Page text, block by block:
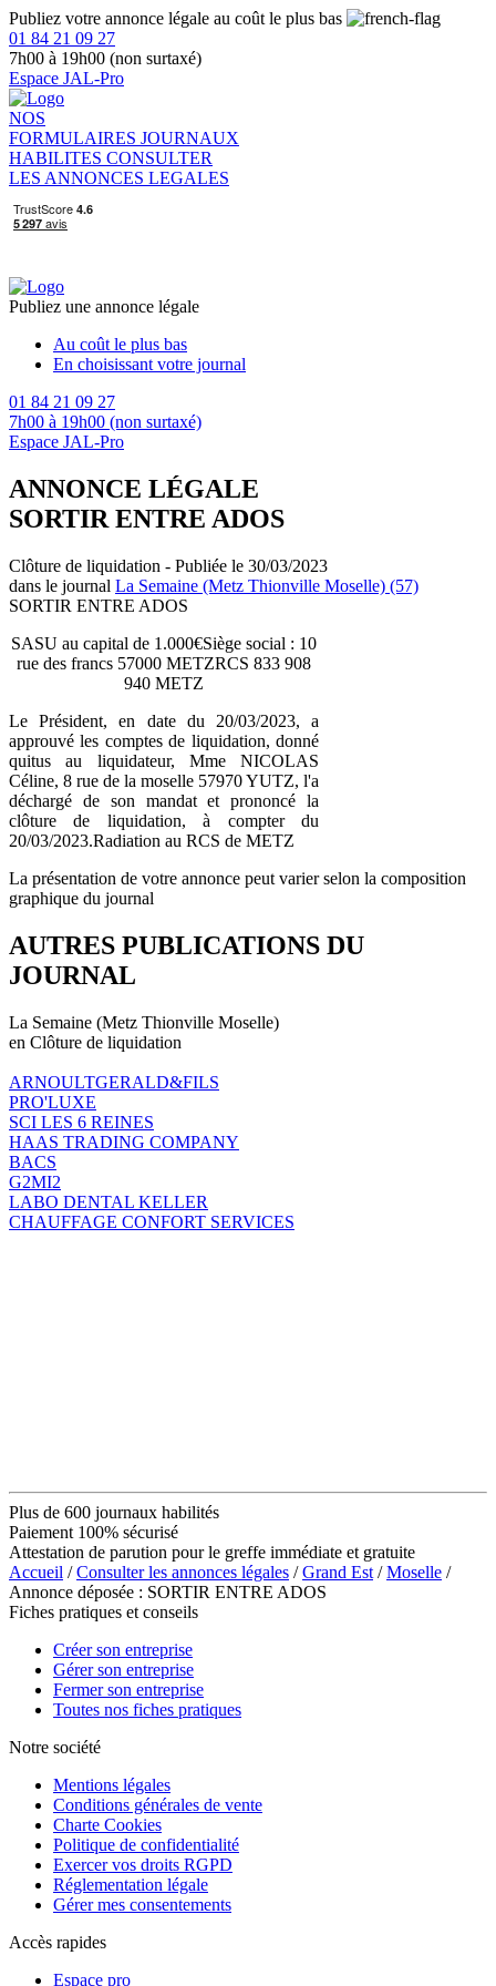
Publiez votre annonce légale au coût le plus bas
01 84 21 09 27
7h00 à 19h00 (non surtaxé)
Espace JAL-Pro
NOS
FORMULAIRES JOURNAUX
HABILITES CONSULTER
LES ANNONCES LEGALES
Publiez une annonce légale
Au coût le plus bas
En choisissant votre journal
01 84 21 09 27
7h00 à 19h00 (non surtaxé)
Espace JAL-Pro
ANNONCE LÉGALE
SORTIR ENTRE ADOS
Clôture de liquidation - Publiée le 30/03/2023
dans le journal La Semaine (Metz Thionville Moselle) (57)
SORTIR ENTRE ADOS
SASU au capital de 1.000€Siège social : 10
rue des francs 57000 METZRCS 833 908
940 METZ
Le Président, en date du 20/03/2023, a
approuvé les comptes de liquidation, donné
quitus au liquidateur, Mme NICOLAS
Céline, 8 rue de la moselle 57970 YUTZ, l'a
déchargé de son mandat et prononcé la
clôture de liquidation, à compter du
20/03/2023.Radiation au RCS de METZ
La présentation de votre annonce peut varier selon la composition
graphique du journal
AUTRES PUBLICATIONS DU
JOURNAL
La Semaine (Metz Thionville Moselle)
en Clôture de liquidation
ARNOULTGERALD&FILS
PRO'LUXE
SCI LES 6 REINES
HAAS TRADING COMPANY
BACS
G2MI2
LABO DENTAL KELLER
CHAUFFAGE CONFORT SERVICES
Plus de 600 journaux habilités
Paiement 100% sécurisé
Attestation de parution pour le greffe immédiate et gratuite
Accueil /Consulter les annonces légales /Grand Est /Moselle /
Annonce déposée : SORTIR ENTRE ADOS
Fiches pratiques et conseils
Créer son entreprise
Gérer son entreprise
Fermer son entreprise
Toutes nos fiches pratiques
Notre société
Mentions légales
Conditions générales de vente
Charte Cookies
Politique de confidentialité
Exercer vos droits RGPD
Réglementation légale
Gérer mes consentements
Accès rapides
Espace pro